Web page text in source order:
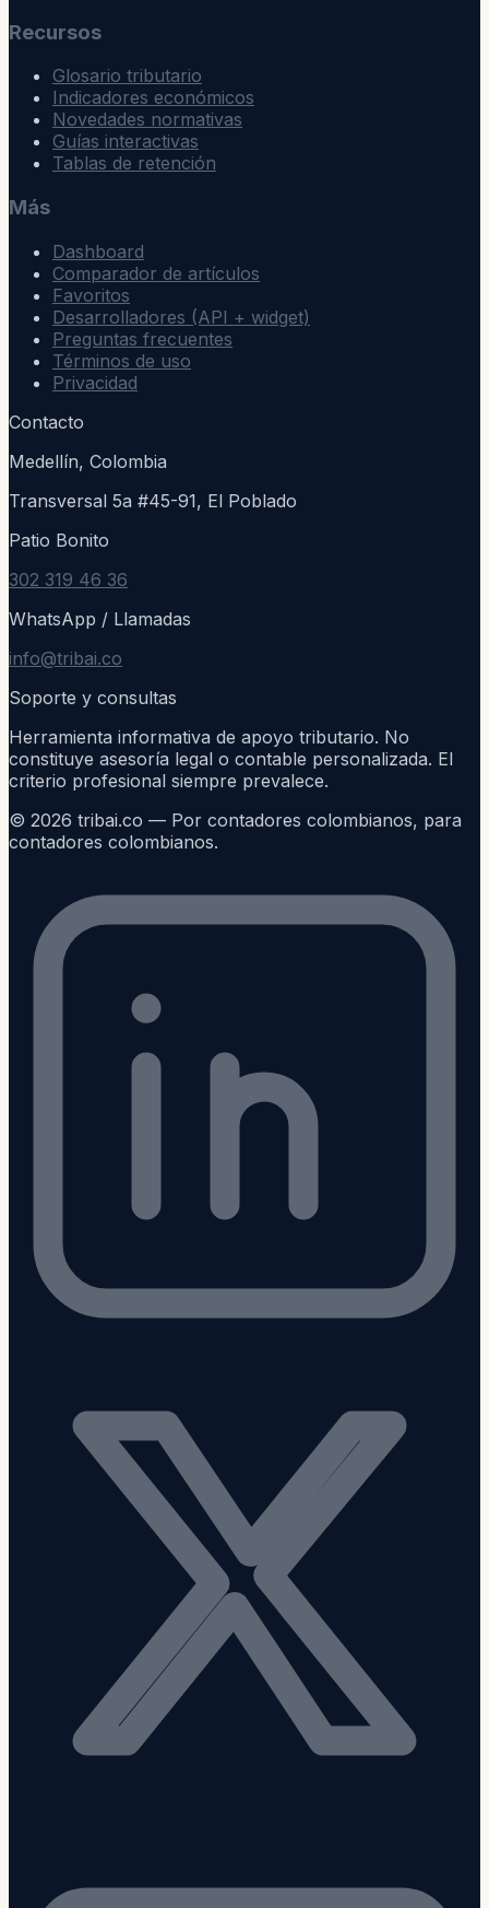
Recursos
Glosario tributario
Indicadores económicos
Novedades normativas
Guías interactivas
Tablas de retención
Más
Dashboard
Comparador de artículos
Favoritos
Desarrolladores (API + widget)
Preguntas frecuentes
Términos de uso
Privacidad
Contacto
Medellín, Colombia
Transversal 5a #45-91, El Poblado
Patio Bonito
302 319 46 36
WhatsApp / Llamadas
info@tribai.co
Soporte y consultas
Herramienta informativa de apoyo tributario. No
constituye asesoría legal o contable personalizada. El
criterio profesional siempre prevalece.
© 2026 tribai.co — Por contadores colombianos, para
contadores colombianos.